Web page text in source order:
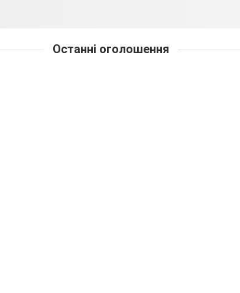
Останні оголошення